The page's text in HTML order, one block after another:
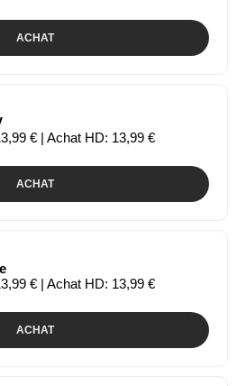
ACHAT
€ | Achat HD: 13,99 €
ACHAT
€ | Achat HD: 13,99 €
ACHAT